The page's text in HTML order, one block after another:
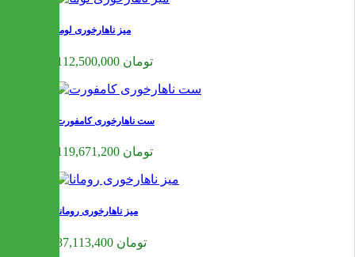
میز ناهارخوری لوما
112,500,000 تومان
ست ناهارخوری کامفورت
119,671,200 تومان
میز ناهارخوری رومانا
87,113,400 تومان